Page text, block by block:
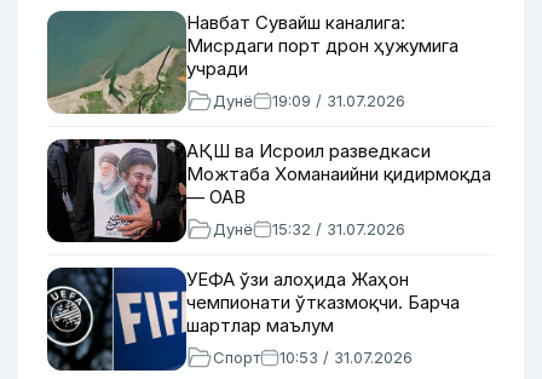
Навбат Сувайш каналига:
Мисрдаги порт дрон ҳужумига
учради
Дунё 19:09 / 31.07.2026
АҚШ ва Исроил разведкаси
Можтаба Хоманаийни қидирмоқда
— ОАВ
Дунё 15:32 / 31.07.2026
УЕФА ўзи алоҳида Жаҳон
чемпионати ўтказмоқчи. Барча
шартлар маълум
Спорт 10:53 / 31.07.2026